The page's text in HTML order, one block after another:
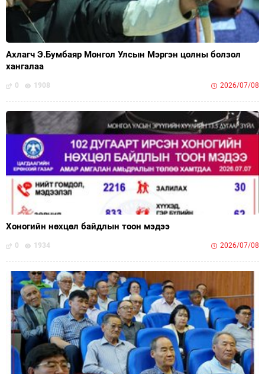
Ахлагч Э.Бумбаяр Монгол Улсын Мэргэн цолны болзол
хангалаа
0 1908 2026/07/08
Хоногийн нөхцөл байдлын тоон мэдээ
0 1934 2026/07/08